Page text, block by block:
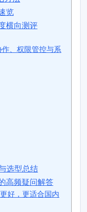
览
横向测评
、权限管控与系
选型总结
高频疑问解答
好，更适合国内